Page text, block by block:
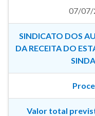
07/07/
SINDICATO DOS
DA RECEITA DO
Valor total